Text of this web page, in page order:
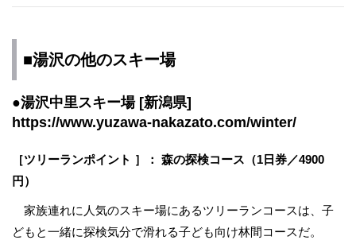
■湯沢の他のスキー場
●湯沢中里スキー場 [新潟県]
https://www.yuzawa-nakazato.com/winter/
［​ツリーランポイント ］： 森の探検コース（1日券／4900
円）
家族連れに人気のスキー場にあるツリーランコースは、子
どもと一緒に探検気分で滑れる子ども向け林間コースだ。